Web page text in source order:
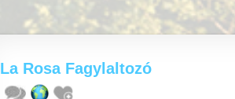
La Rosa Fagylaltozó